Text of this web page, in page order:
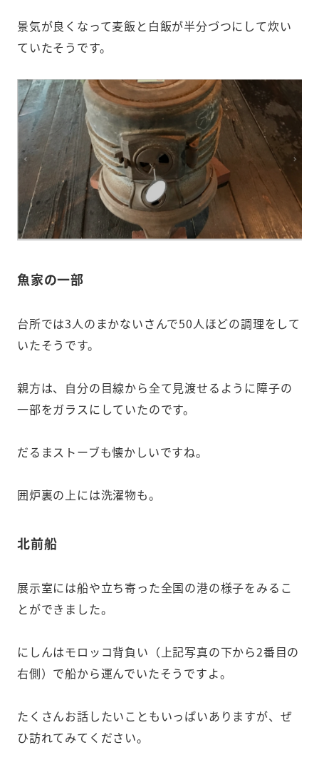
景気が良くなって麦飯と白飯が半分づつにして炊い
ていたそうです。
魚家の一部
台所では3人のまかないさんで50人ほどの調理をして
いたそうです。
親方は、自分の目線から全て見渡せるように障子の
一部をガラスにしていたのです。
だるまストーブも懐かしいですね。
囲炉裏の上には洗濯物も。
北前船
展示室には船や立ち寄った全国の港の様子をみるこ
とができました。
にしんはモロッコ背負い（上記写真の下から2番目の
右側）で船から運んでいたそうですよ。
たくさんお話したいこともいっぱいありますが、ぜ
ひ訪れてみてください。